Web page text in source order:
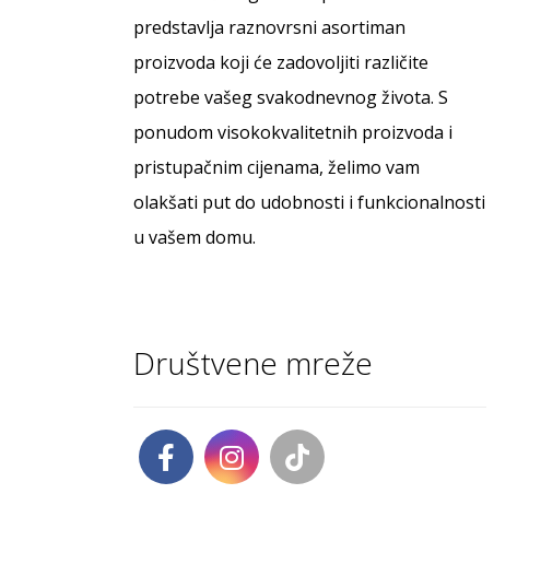
predstavlja raznovrsni asortiman
proizvoda koji će zadovoljiti različite
potrebe vašeg svakodnevnog života. S
ponudom visokokvalitetnih proizvoda i
pristupačnim cijenama, želimo vam
olakšati put do udobnosti i funkcionalnosti
u vašem domu.
Društvene mreže